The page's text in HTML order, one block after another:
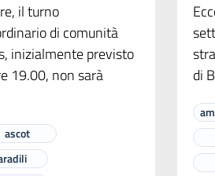
il turno
di comunità
inizialmente previsto
19.00, non sarà
ascot
di